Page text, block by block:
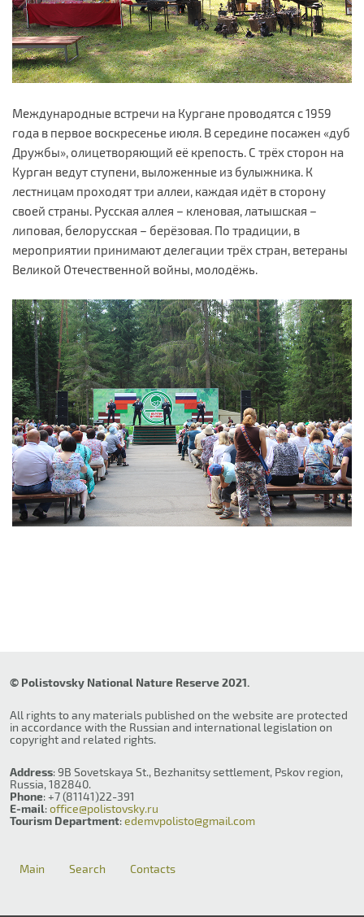
Международные встречи на Кургане проводятся с 1959
года в первое воскресенье июля. В середине посажен «дуб
Дружбы», олицетворяющий её крепость. С трёх сторон на
Курган ведут ступени, выложенные из булыжника. К
лестницам проходят три аллеи, каждая идёт в сторону
своей страны. Русская аллея – кленовая, латышская –
липовая, белорусская – берёзовая. По традиции, в
мероприятии принимают делегации трёх стран, ветераны
Великой Отечественной войны, молодёжь.
© Polistovsky National Nature Reserve 2021.
All rights to any materials published on the website are protected
in accordance with the Russian and international legislation on
copyright and related rights.
Address: 9B Sovetskaya St., Bezhanitsy settlement, Pskov region,
Russia, 182840.
Phone: +7 (81141)22-391
E-mail:office@polistovsky.ru
Tourism Department:edemvpolisto@gmail.com
Main Search Contacts